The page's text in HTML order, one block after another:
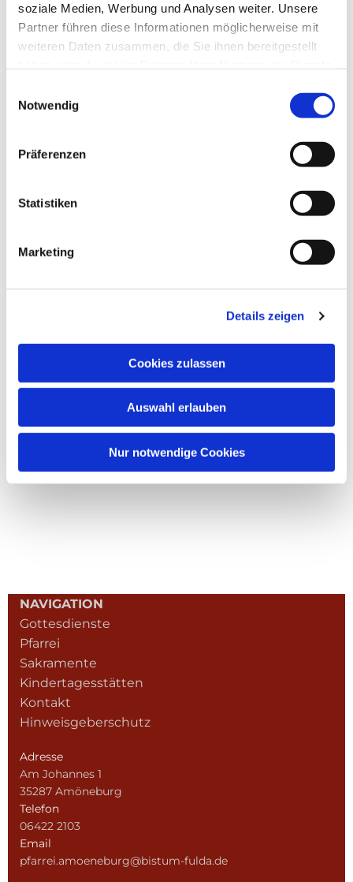
soziale Medien, Werbung und Analysen weiter. Unsere
Partner führen diese Informationen möglicherweise mit
weiteren Daten zusammen, die Sie ihnen bereitgestellt
Notwendig
Präferenzen
Statistiken
Marketing
Details zeigen
Cookies zulassen
Auswahl erlauben
Nur notwendige Cookies
NAVIGATION
Gottesdienste
Pfarrei
Sakramente
Kindertagesstätten
Kontakt
Hinweisgeberschutz
Adresse
Am Johannes 1
35287 Amöneburg
Telefon
06422 2103
Email
pfarrei.amoeneburg@bistum-fulda.de